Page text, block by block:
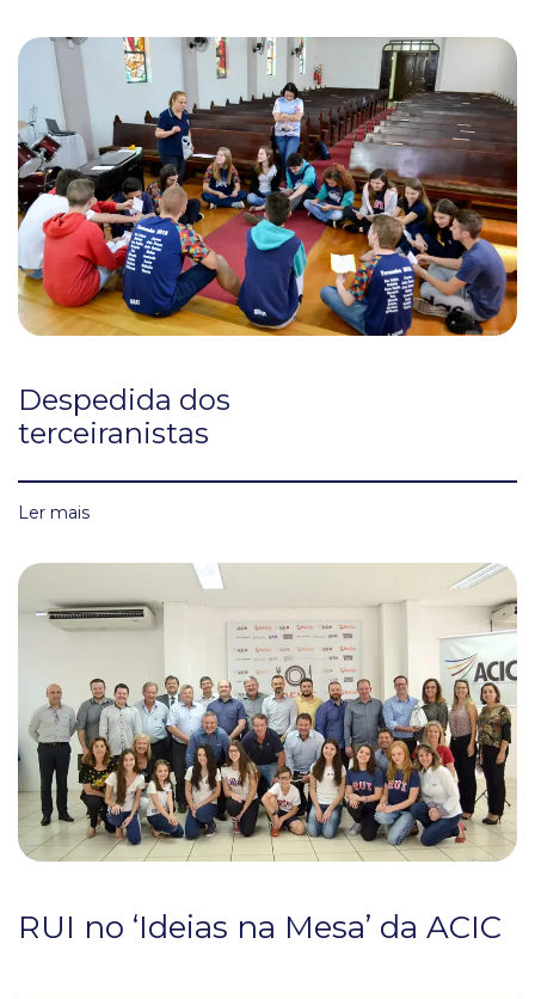
Despedida dos
terceiranistas
Ler mais
RUI no ‘Ideias na Mesa’ da ACIC